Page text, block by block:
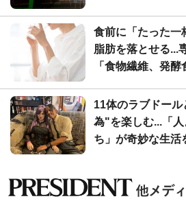
食前に「たった一
脂肪を落とせる...
「食物繊維、発
11体のラブドー
為"を楽しむ...「
ち」が奇妙な生活